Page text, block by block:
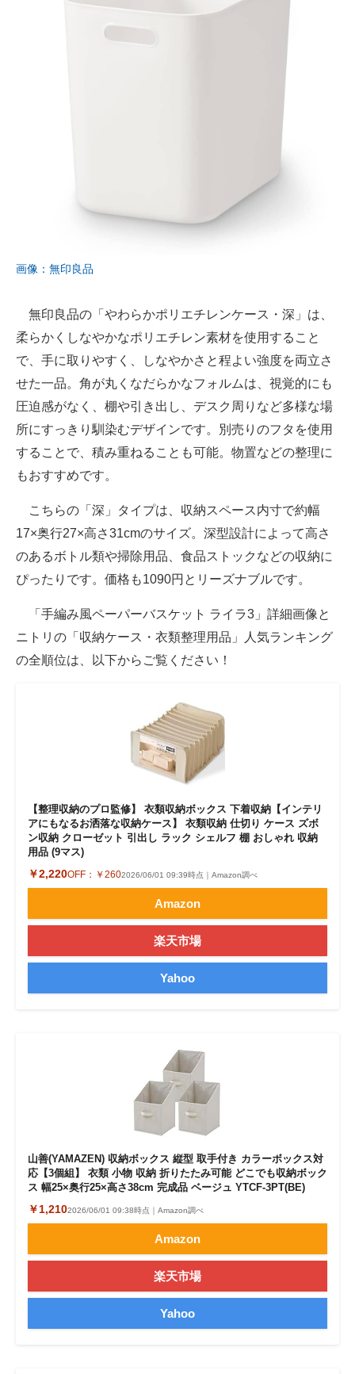
画像：無印良品
無印良品の「やわらかポリエチレンケース・深」は、
柔らかくしなやかなポリエチレン素材を使用すること
で、手に取りやすく、しなやかさと程よい強度を両立さ
せた一品。角が丸くなだらかなフォルムは、視覚的にも
圧迫感がなく、棚や引き出し、デスク周りなど多様な場
所にすっきり馴染むデザインです。別売りのフタを使用
することで、積み重ねることも可能。物置などの整理に
もおすすめです。
こちらの「深」タイプは、収納スペース内寸で約幅
17×奥行27×高さ31cmのサイズ。深型設計によって高さ
のあるボトル類や掃除用品、食品ストックなどの収納に
ぴったりです。価格も1090円とリーズナブルです。
「手編み風ペーパーバスケット ライラ3」詳細画像と
ニトリの「収納ケース・衣類整理用品」人気ランキング
の全順位は、以下からご覧ください！
【整理収納のプロ監修】 衣類収納ボックス 下着収納【インテリ
アにもなるお洒落な収納ケース】 衣類収納 仕切り ケース ズボ
ン収納 クローゼット 引出し ラック シェルフ 棚 おしゃれ 収納
用品 (9マス)
￥2,220OFF： ￥2602026/06/01 09:39時点｜Amazon調べ
Amazon
楽天市場
Yahoo
山善(YAMAZEN) 収納ボックス 縦型 取手付き カラーボックス対
応【3個組】 衣類 小物 収納 折りたたみ可能 どこでも収納ボック
ス 幅25×奥行25×高さ38cm 完成品 ベージュ YTCF-3PT(BE)
￥1,2102026/06/01 09:38時点｜Amazon調べ
Amazon
楽天市場
Yahoo